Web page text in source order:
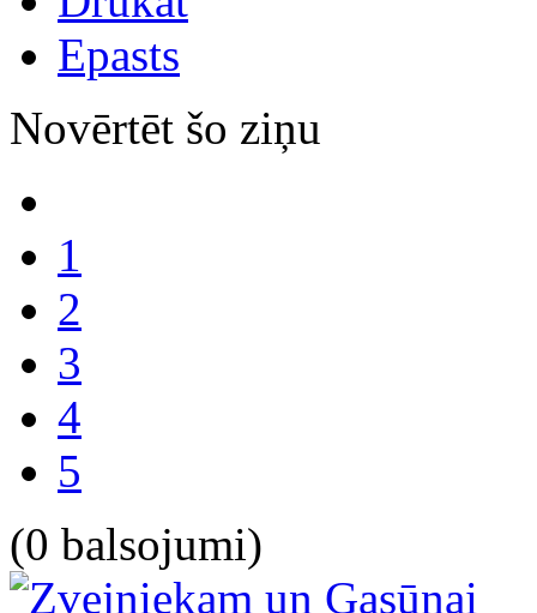
Epasts
Novērtēt šo ziņu
1
2
3
4
5
(0 balsojumi)